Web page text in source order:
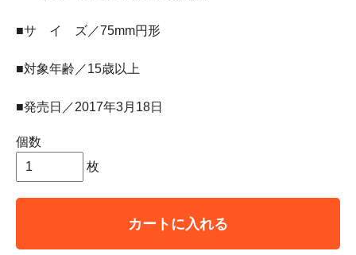
■サ イ ズ／75mm円形
■対象年齢／15歳以上
■発売日／2017年3月18日
個数
枚
カートに入れる